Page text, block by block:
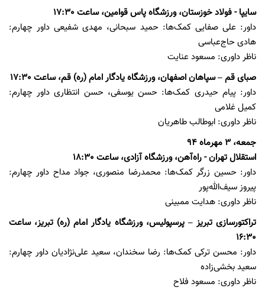
سایپا - فولاد خوزستان، ورزشگاه پاس قوامین، ساعت 17:30
داور: علی صفایی کمک‌ها: حمید سبحانی، مهدی شفیعی داور چهارم:
هادی حاج‌عباسی
ناظر داوری: مسعود عنایت
صبای قم – سپاهان اصفهان، ورزشگاه یادگار امام (ره) قم، ساعت 17:30
داور: پیام حیدری کمک‌ها: حسن یوسفی، حسن انتظاری داور چهارم:
کمیل غلامی
ناظر داوری: ابوطالب طاهریان
جمعه، 3 مهرماه 94
استقلال‌ تهران - راه‌آهن، ورزشگاه آزادی، ساعت 18:30
داور: حسین زرگر کمک‌ها: محمدرضا منصوری، جواد مداح داور چهارم:
پیروز سیف‌الله‌پور
ناظر داوری: هدایت ممبینی
تراکتورسازی تبریز – پرسپولیس، ورزشگاه یادگار امام (ره) تبریز، ساعت
16:30
داور: محسن ترکی کمک‌ها: رضا سخندان، سعید علی‌نژادیان داور چهارم:
سعید بخشی‌زاده
ناظر داوری: مسعود فلاح